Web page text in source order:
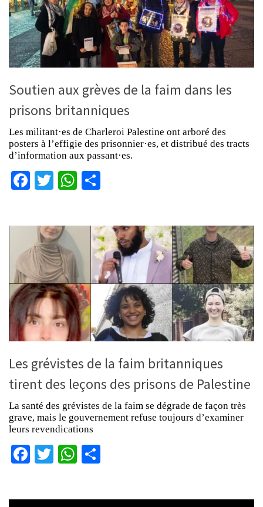
Soutien aux grèves de la faim dans les
prisons britanniques
Les militant·es de Charleroi Palestine ont arboré des
posters à l’effigie des prisonnier·es, et distribué des tracts
d’information aux passant·es.
Facebook
TwitterWhatsApp
Les grévistes de la faim britanniques
tirent des leçons des prisons de Palestine
La santé des grévistes de la faim se dégrade de façon très
grave, mais le gouvernement refuse toujours d’examiner
leurs revendications
Facebook
TwitterWhatsApp